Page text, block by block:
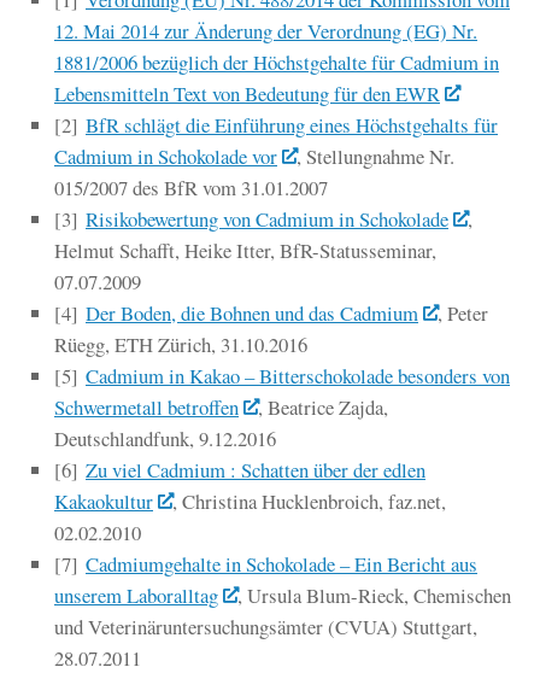
12. Mai 2014 zur Änderung der Verordnung (EG) Nr.
1881/2006 bezüglich der Höchstgehalte für Cadmium in
Lebensmitteln Text von Bedeutung für den EWR
[2] BfR schlägt die Einführung eines Höchstgehalts für
Cadmium in Schokolade vor
, Stellungnahme Nr.
015/2007 des BfR vom 31.01.2007
[3] Risikobewertung von Cadmium in Schokolade
,
Helmut Schafft, Heike Itter, BfR-Statusseminar,
07.07.2009
[4] Der Boden, die Bohnen und das Cadmium
, Peter
Rüegg, ETH Zürich, 31.10.2016
[5] Cadmium in Kakao – Bitterschokolade besonders von
Schwermetall betroffen
, Beatrice Zajda,
Deutschlandfunk, 9.12.2016
[6] Zu viel Cadmium : Schatten über der edlen
Kakaokultur
, Christina Hucklenbroich, faz.net,
02.02.2010
[7] Cadmiumgehalte in Schokolade – Ein Bericht aus
unserem Laboralltag
, Ursula Blum-Rieck, Chemischen
und Veterinäruntersuchungsämter (CVUA) Stuttgart,
28.07.2011